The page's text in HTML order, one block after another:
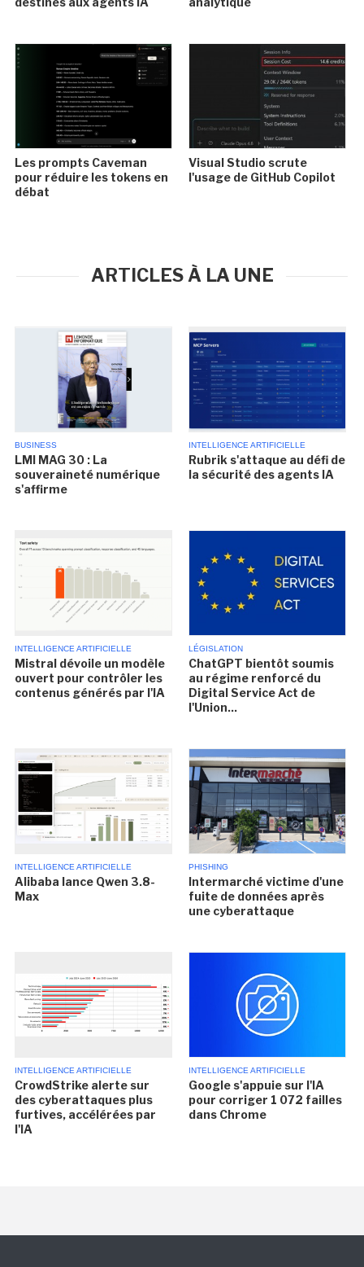
Les prompts Caveman
pour réduire les tokens en
débat
Visual Studio scrute
l'usage de GitHub Copilot
ARTICLES À LA UNE
BUSINESS
LMI MAG 30 : La
souveraineté numérique
s'affirme
INTELLIGENCE ARTIFICIELLE
Rubrik s'attaque au défi de
la sécurité des agents IA
INTELLIGENCE ARTIFICIELLE
Mistral dévoile un modèle
ouvert pour contrôler les
contenus générés par l'IA
LÉGISLATION
ChatGPT bientôt soumis
au régime renforcé du
Digital Service Act de
l'Union...
INTELLIGENCE ARTIFICIELLE
Alibaba lance Qwen 3.8-
Max
PHISHING
Intermarché victime d'une
fuite de données après
une cyberattaque
INTELLIGENCE ARTIFICIELLE
CrowdStrike alerte sur
des cyberattaques plus
furtives, accélérées par
l'IA
INTELLIGENCE ARTIFICIELLE
Google s'appuie sur l'IA
pour corriger 1 072 failles
dans Chrome